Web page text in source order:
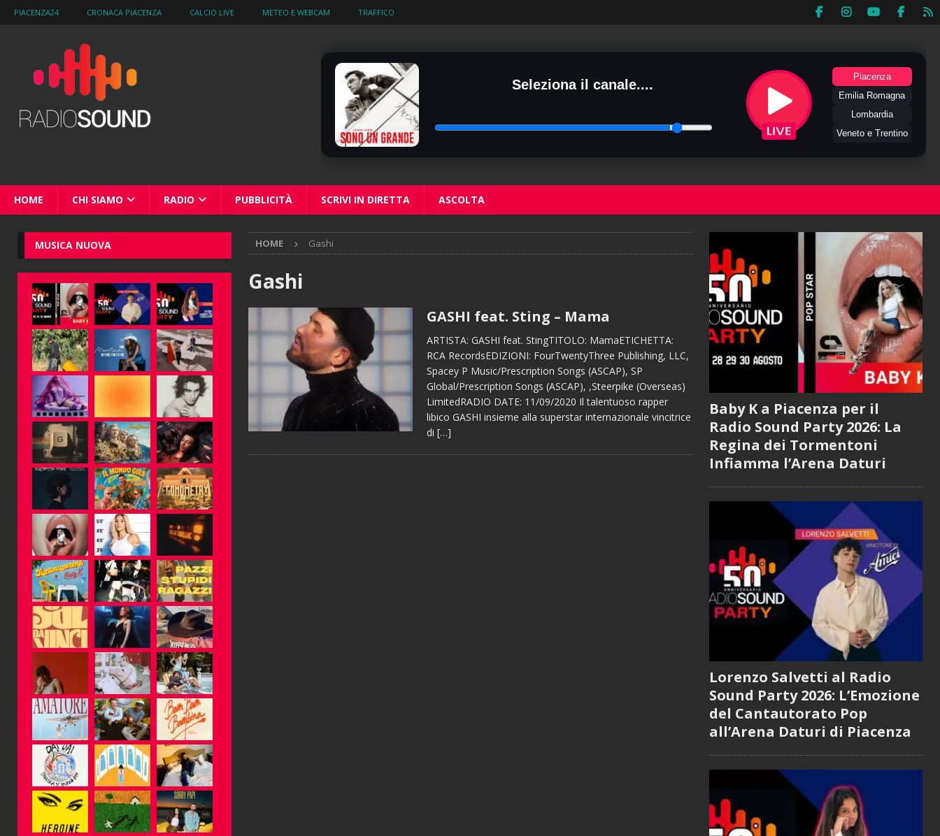
PIACENZA24 CRONACA PIACENZA CALCIO LIVE METEO E WEBCAM TRAFFICO
Seleziona il canale....
Piacenza
Emilia Romagna
Lombardia
Veneto e Trentino
HOME CHI SIAMO RADIO PUBBLICITÀ SCRIVI IN DIRETTA ASCOLTA
HOME Gashi
Gashi
GASHI feat. Sting – Mama
ARTISTA: GASHI feat. StingTITOLO: MamaETICHETTA:
RCA RecordsEDIZIONI: FourTwentyThree Publishing, LLC,
Spacey P Music/Prescription Songs (ASCAP), SP
Global/Prescription Songs (ASCAP), ,Steerpike (Overseas)
LimitedRADIO DATE: 11/09/2020 Il talentuoso rapper
libico GASHI insieme alla superstar internazionale vincitrice
di […]
MUSICA NUOVA
Baby K a Piacenza per il
Radio Sound Party 2026: La
Regina dei Tormentoni
Infiamma l’Arena Daturi
Lorenzo Salvetti al Radio
Sound Party 2026: L’Emozione
del Cantautorato Pop
all’Arena Daturi di Piacenza